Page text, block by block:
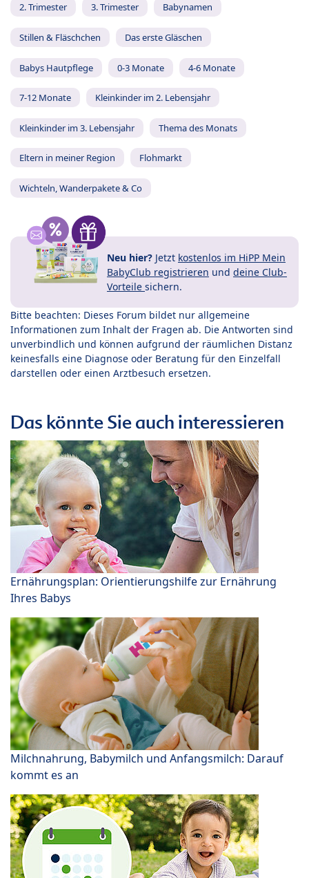
2. Trimester 3. Trimester Babynamen
Stillen & Fläschchen Das erste Gläschen
Babys Hautpflege 0-3 Monate 4-6 Monate
7-12 Monate Kleinkinder im 2. Lebensjahr
Kleinkinder im 3. Lebensjahr Thema des Monats
Eltern in meiner Region Flohmarkt
Wichteln, Wanderpakete & Co
Neu hier? Jetzt kostenlos im HiPP Mein
BabyClub registrieren und deine Club-
Vorteile sichern.
Bitte beachten: Dieses Forum bildet nur allgemeine
Informationen zum Inhalt der Fragen ab. Die Antworten sind
unverbindlich und können aufgrund der räumlichen Distanz
keinesfalls eine Diagnose oder Beratung für den Einzelfall
darstellen oder einen Arztbesuch ersetzen.
Das könnte Sie auch interessieren
Ernährungsplan: Orientierungshilfe zur Ernährung
Ihres Babys
Milchnahrung, Babymilch und Anfangsmilch: Darauf
kommt es an